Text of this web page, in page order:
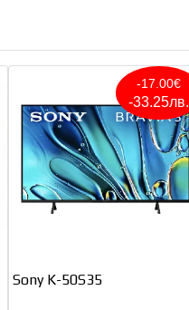
-17.00€
-33.25лв.
Sony K-50S35